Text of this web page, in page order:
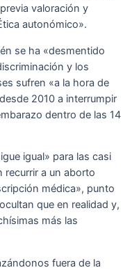
valoración y
autonómico».
se ha «desmentido
y los
sufren «a la hora de
2010 a interrumpir
dentro de las 14
igual» para las casi
recurrir a un aborto
médica», punto
que en realidad y,
más las
fuera de la